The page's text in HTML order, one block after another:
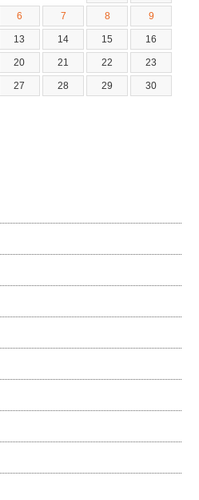
6 7 8 9
13 14 15 16
20 21 22 23
27 28 29 30